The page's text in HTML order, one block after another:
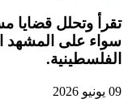
تقرأ وتحلل قضايا
سواء على المشهد
الفلسطينية.
09 يونيو 2026